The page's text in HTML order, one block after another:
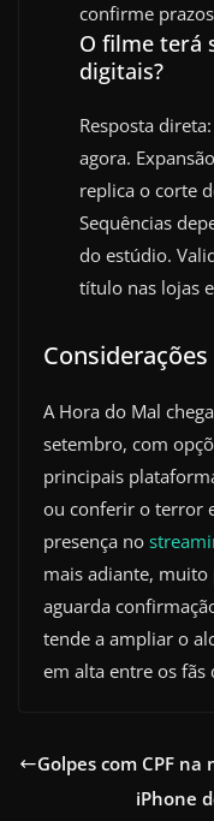
confirme
O filme terá
digitais?
Resposta
agora.
replica o corte
Sequências
do estúdio.
título nas lojas
A Hora do Mal
setembro, com
principais
ou conferir o terror
presença no
mais adiante,
aguarda
tende a ampliar o
em alta entre os fãs
Golpes com CPF
iPhone